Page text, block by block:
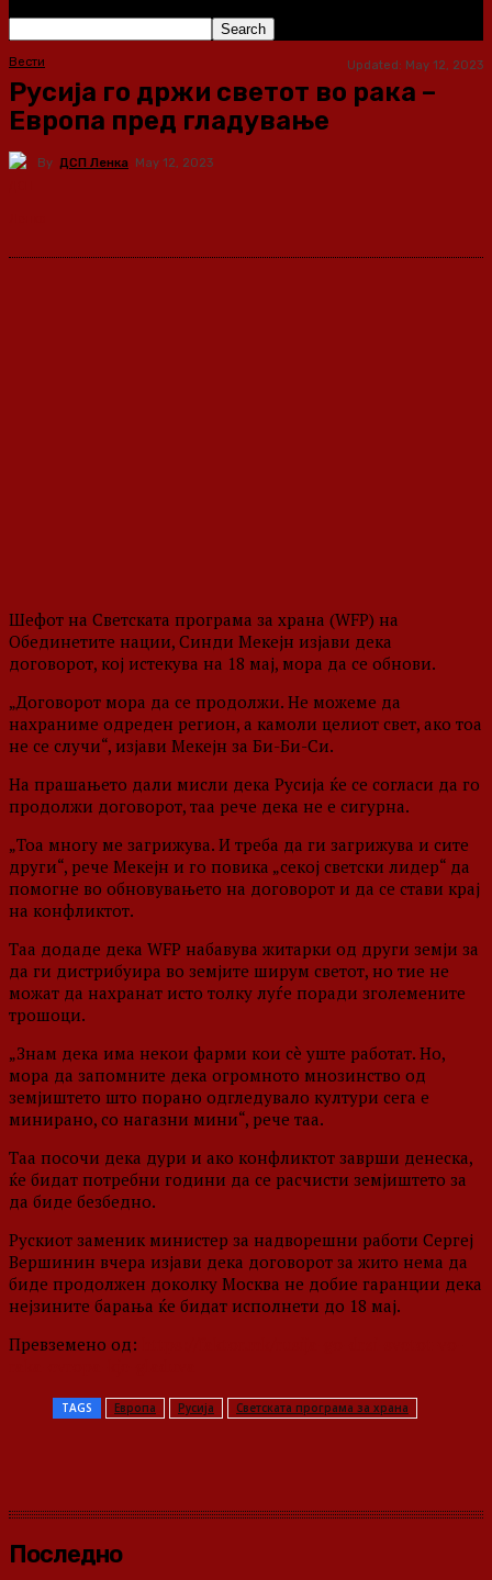
Вести Updated: May 12, 2023
Русија го држи светот во рака –
Европа пред гладување
By ДСП Ленка May 12, 2023
Шефот на Светската програма за храна (WFP) на
Обединетите нации, Синди Мекејн изјави дека
договорот, кој истекува на 18 мај, мора да се обнови.
„Договорот мора да се продолжи. Не можеме да
нахраниме одреден регион, а камоли целиот свет, ако тоа
не се случи“, изјави Мекејн за Би-Би-Си.
На прашањето дали мисли дека Русија ќе се согласи да го
продолжи договорот, таа рече дека не е сигурна.
„Тоа многу ме загрижува. И треба да ги загрижува и сите
други“, рече Мекејн и го повика „секој светски лидер“ да
помогне во обновувањето на договорот и да се стави крај
на конфликтот.
Таа додаде дека WFP набавува житарки од други земји за
да ги дистрибуира во земјите ширум светот, но тие не
можат да нахранат исто толку луѓе поради зголемените
трошоци.
„Знам дека има некои фарми кои сè уште работат. Но,
мора да запомните дека огромното мнозинство од
земјиштето што порано одгледувало култури сега е
минирано, со нагазни мини“, рече таа.
Таа посочи дека дури и ако конфликтот заврши денеска,
ќе бидат потребни години да се расчисти земјиштето за
да биде безбедно.
Рускиот заменик министер за надворешни работи Сергеј
Вершинин вчера изјави дека договорот за жито нема да
биде продолжен доколку Москва не добие гаранции дека
нејзините барања ќе бидат исполнети до 18 мај.
Превземено од:
TAGS Европа Русија Светската програма за храна
Последно